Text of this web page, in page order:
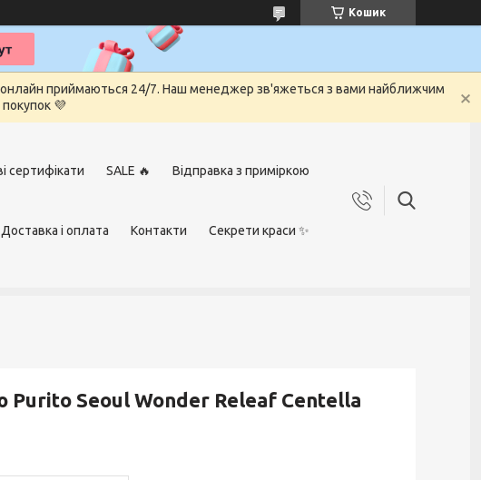
Кошик
приймаються 24/7. Наш менеджер зв'яжеться з вами найближчим
💜
сертифікати SALE 🔥 Відправка з приміркою
Доставка і оплата Контакти Секрети краси ✨
Seoul Wonder Releaf Centella